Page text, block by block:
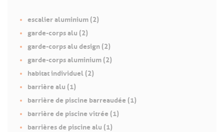
escalier aluminium (2)
garde-corps alu (2)
garde-corps alu design (2)
garde-corps aluminium (2)
habitat individuel (2)
barrière alu (1)
barrière de piscine barreaudée (1)
barrière de piscine vitrée (1)
barrières de piscine alu (1)